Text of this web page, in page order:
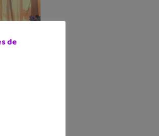
de